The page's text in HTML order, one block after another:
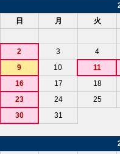
日
月 火
2
3 4
9
10 11
16
17 18
23
24 25
30
31